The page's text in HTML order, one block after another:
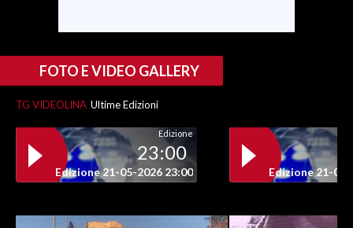
FOTO E VIDEO GALLERY
TG VIDEOLINA Ultime Edizioni
Edizione
23:00
Edizione 21-05-2026 23:00 Edizione 21-05-